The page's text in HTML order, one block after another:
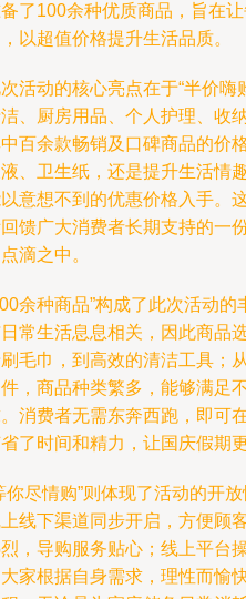
了100余种优质商品，旨在
以超值价格提升生活品质。
活动的核心亮点在于“半价
、厨房用品、个人护理、收
百余款畅销及口碑商品的价
、卫生纸，还是提升生活情
意想不到的优惠价格入手。
馈广大消费者长期支持的一
滴之中。
余种商品”构成了此次活动
常生活息息相关，因此商品
毛巾，到高效的清洁工具；
，商品种类繁多，能够满足
消费者无需东奔西跑，即可
了时间和精力，让国庆假期
你尽情购”则体现了活动的开
线下渠道同步开启，方便顾
，导购服务贴心；线上平台
家根据自身需求，理性而愉